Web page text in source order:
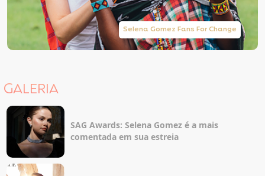
Selena Gomez Fans For Change
GALERIA
SAG Awards: Selena Gomez é a mais
comentada em sua estreia